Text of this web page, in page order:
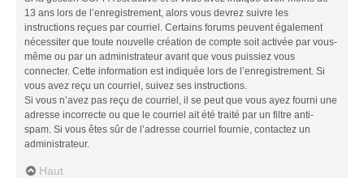
13 ans lors de l’enregistrement, alors vous devrez suivre les
instructions reçues par courriel. Certains forums peuvent également
nécessiter que toute nouvelle création de compte soit activée par vous-
même ou par un administrateur avant que vous puissiez vous
connecter. Cette information est indiquée lors de l’enregistrement. Si
vous avez reçu un courriel, suivez ses instructions.
Si vous n’avez pas reçu de courriel, il se peut que vous ayez fourni une
adresse incorrecte ou que le courriel ait été traité par un filtre anti-
spam. Si vous êtes sûr de l’adresse courriel fournie, contactez un
administrateur.
Haut